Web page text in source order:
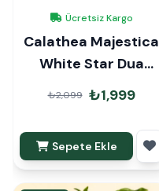
Ücretsiz Kargo
Calathea Majestica
White Star Dua
Çiçeği Hediye
Paketli
₺2,099 ₺1,999
Sepete Ekle